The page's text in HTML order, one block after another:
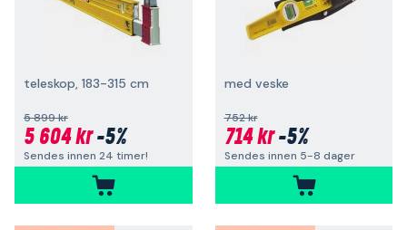
teleskop, 183-315 cm
5 899 kr
5 604 kr-5%
Sendes innen 24 timer!
med veske
752 kr
714 kr-5%
Sendes innen 5-8 dager